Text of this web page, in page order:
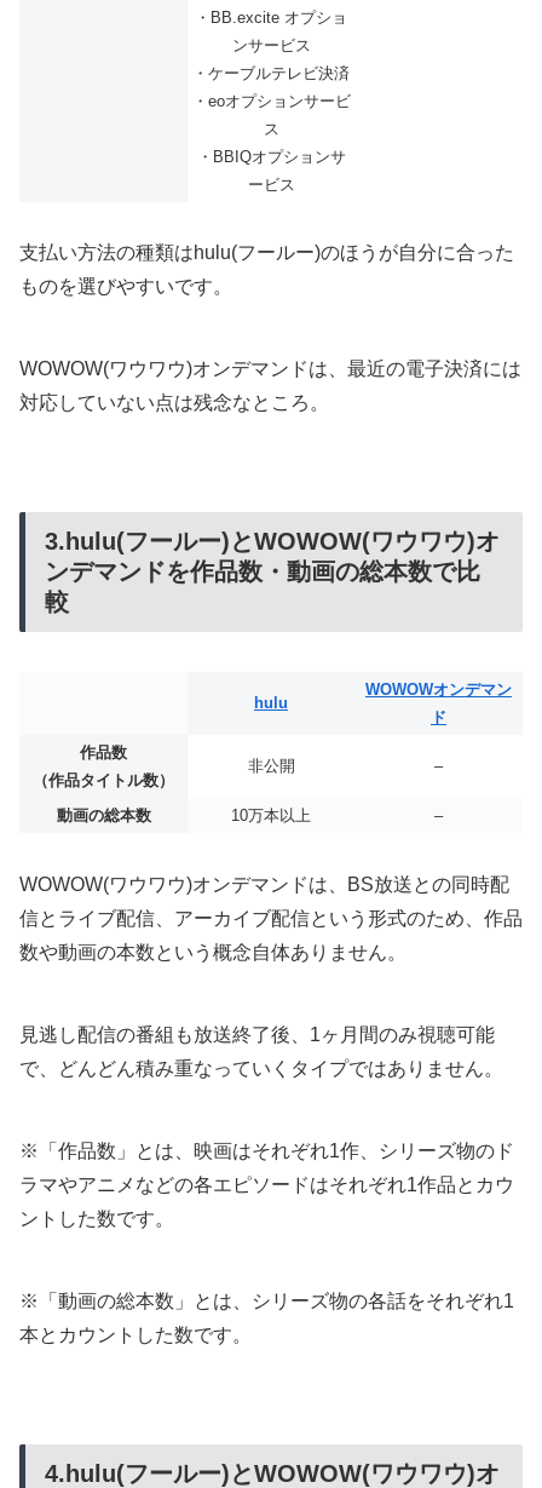
・BB.excite オプショ
ンサービス
・ケーブルテレビ決済
・eoオプションサービ
ス
・BBIQオプションサ
ービス
支払い方法の種類はhulu(フールー)のほうが自分に合った
ものを選びやすいです。
WOWOW(ワウワウ)オンデマンドは、最近の電子決済には
対応していない点は残念なところ。
3.hulu(フールー)とWOWOW(ワウワウ)オ
ンデマンドを作品数・動画の総本数で比
較
hulu
WOWOWオンデマン
ド
作品数
（作品タイトル数）
非公開 –
動画の総本数 10万本以上 –
WOWOW(ワウワウ)オンデマンドは、BS放送との同時配
信とライブ配信、アーカイブ配信という形式のため、作品
数や動画の本数という概念自体ありません。
見逃し配信の番組も放送終了後、1ヶ月間のみ視聴可能
で、どんどん積み重なっていくタイプではありません。
※「作品数」とは、映画はそれぞれ1作、シリーズ物のド
ラマやアニメなどの各エピソードはそれぞれ1作品とカウ
ントした数です。
※「動画の総本数」とは、シリーズ物の各話をそれぞれ1
本とカウントした数です。
4.hulu(フールー)とWOWOW(ワウワウ)オ